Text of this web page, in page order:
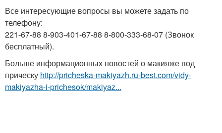
Все интересующие вопросы вы можете задать по
телефону:
221-67-88 8-903-401-67-88 8-800-333-68-07 (Звонок
бесплатный).
Больше информационных новостей о макияже под
прическу http://pricheska-makiyazh.ru-best.com/vidy-
makiyazha-i-prichesok/makiyaz...